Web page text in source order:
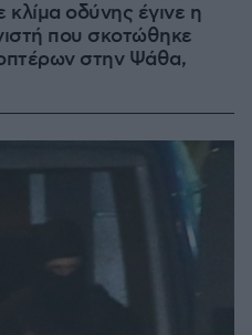
οδύνης έγινε η
που σκοτώθηκε
στην Ψάθα,